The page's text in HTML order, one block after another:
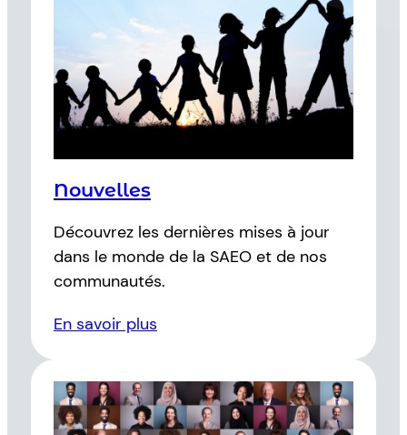
Nouvelles
Découvrez les dernières mises à jour
dans le monde de la SAEO et de nos
communautés.
En savoir plus